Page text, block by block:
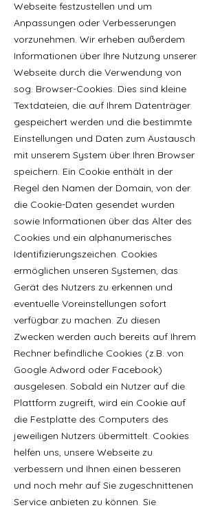
Webseite festzustellen und um
Anpassungen oder Verbesserungen
vorzunehmen. Wir erheben außerdem
Informationen über Ihre Nutzung unserer
Webseite durch die Verwendung von
sog. Browser-Cookies. Dies sind kleine
Textdateien, die auf Ihrem Datenträger
gespeichert werden und die bestimmte
Einstellungen und Daten zum Austausch
mit unserem System über Ihren Browser
speichern. Ein Cookie enthält in der
Regel den Namen der Domain, von der
die Cookie-Daten gesendet wurden
sowie Informationen über das Alter des
Cookies und ein alphanumerisches
Identifizierungszeichen. Cookies
ermöglichen unseren Systemen, das
Gerät des Nutzers zu erkennen und
eventuelle Voreinstellungen sofort
verfügbar zu machen. Zu diesen
Zwecken werden auch bereits auf Ihrem
Rechner befindliche Cookies (z.B. von
Google Adword oder Facebook)
ausgelesen. Sobald ein Nutzer auf die
Plattform zugreift, wird ein Cookie auf
die Festplatte des Computers des
jeweiligen Nutzers übermittelt. Cookies
helfen uns, unsere Webseite zu
verbessern und Ihnen einen besseren
und noch mehr auf Sie zugeschnittenen
Service anbieten zu können. Sie